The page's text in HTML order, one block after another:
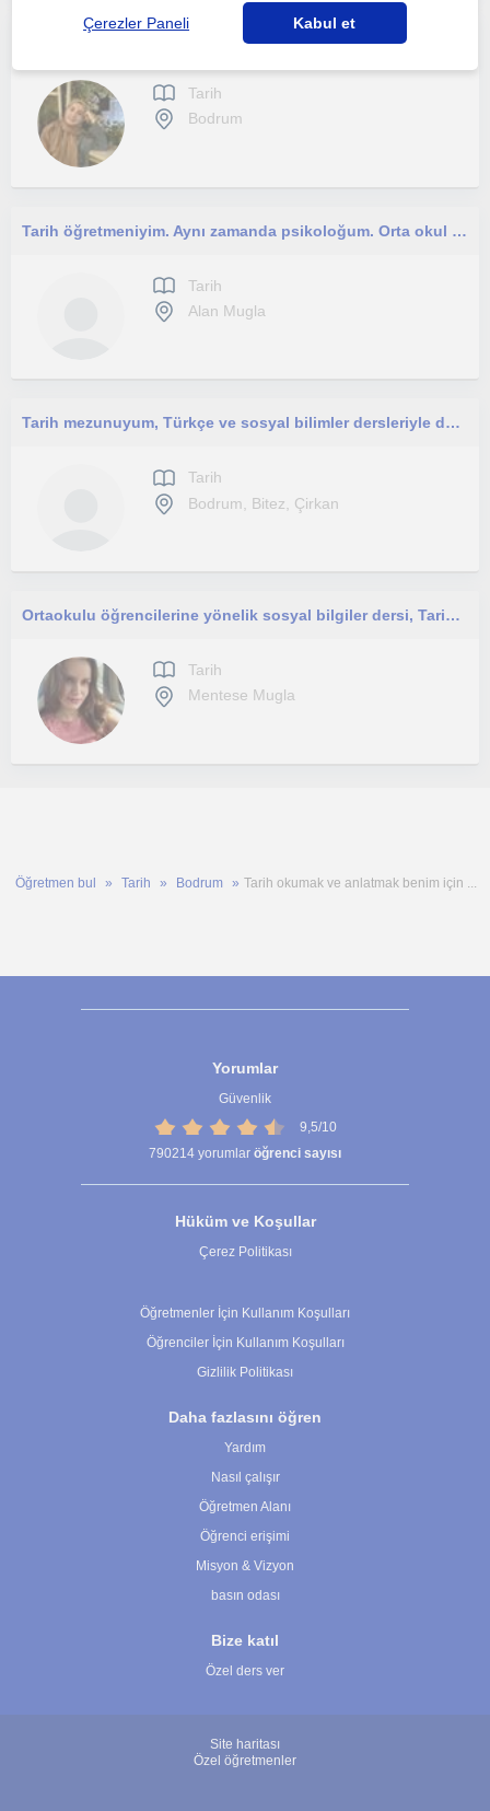
Tarih
Bodrum
Tarih öğretmeniyim. Aynı zamanda psikoloğum. Orta okul ve lise öğrencilerine tarih dersi vermek isterim
Tarih
Alan Mugla
Tarih mezunuyum, Türkçe ve sosyal bilimler dersleriyle de ilgili ve basariliyimdir
Tarih
Bodrum, Bitez, Çirkan
Ortaokulu öğrencilerine yönelik sosyal bilgiler dersi, Tarih, Coğrafya öğretmeni
Tarih
Mentese Mugla
Öğretmen bul Tarih Bodrum Tarih okumak ve anlatmak benim için ...
Yorumlar
Güvenlik
9,5/10
790214 yorumlar öğrenci sayısı
Hüküm ve Koşullar
Çerez Politikası
Öğretmenler İçin Kullanım Koşulları
Öğrenciler İçin Kullanım Koşulları
Gizlilik Politikası
Daha fazlasını öğren
Yardım
Nasıl çalışır
Öğretmen Alanı
Öğrenci erişimi
Misyon & Vizyon
basın odası
Bize katıl
Özel ders ver
Site haritası
Özel öğretmenler
Çerezler Paneli Kabul et